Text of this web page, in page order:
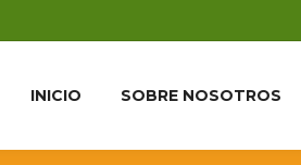
INICIO SOBRE NOSOTROS